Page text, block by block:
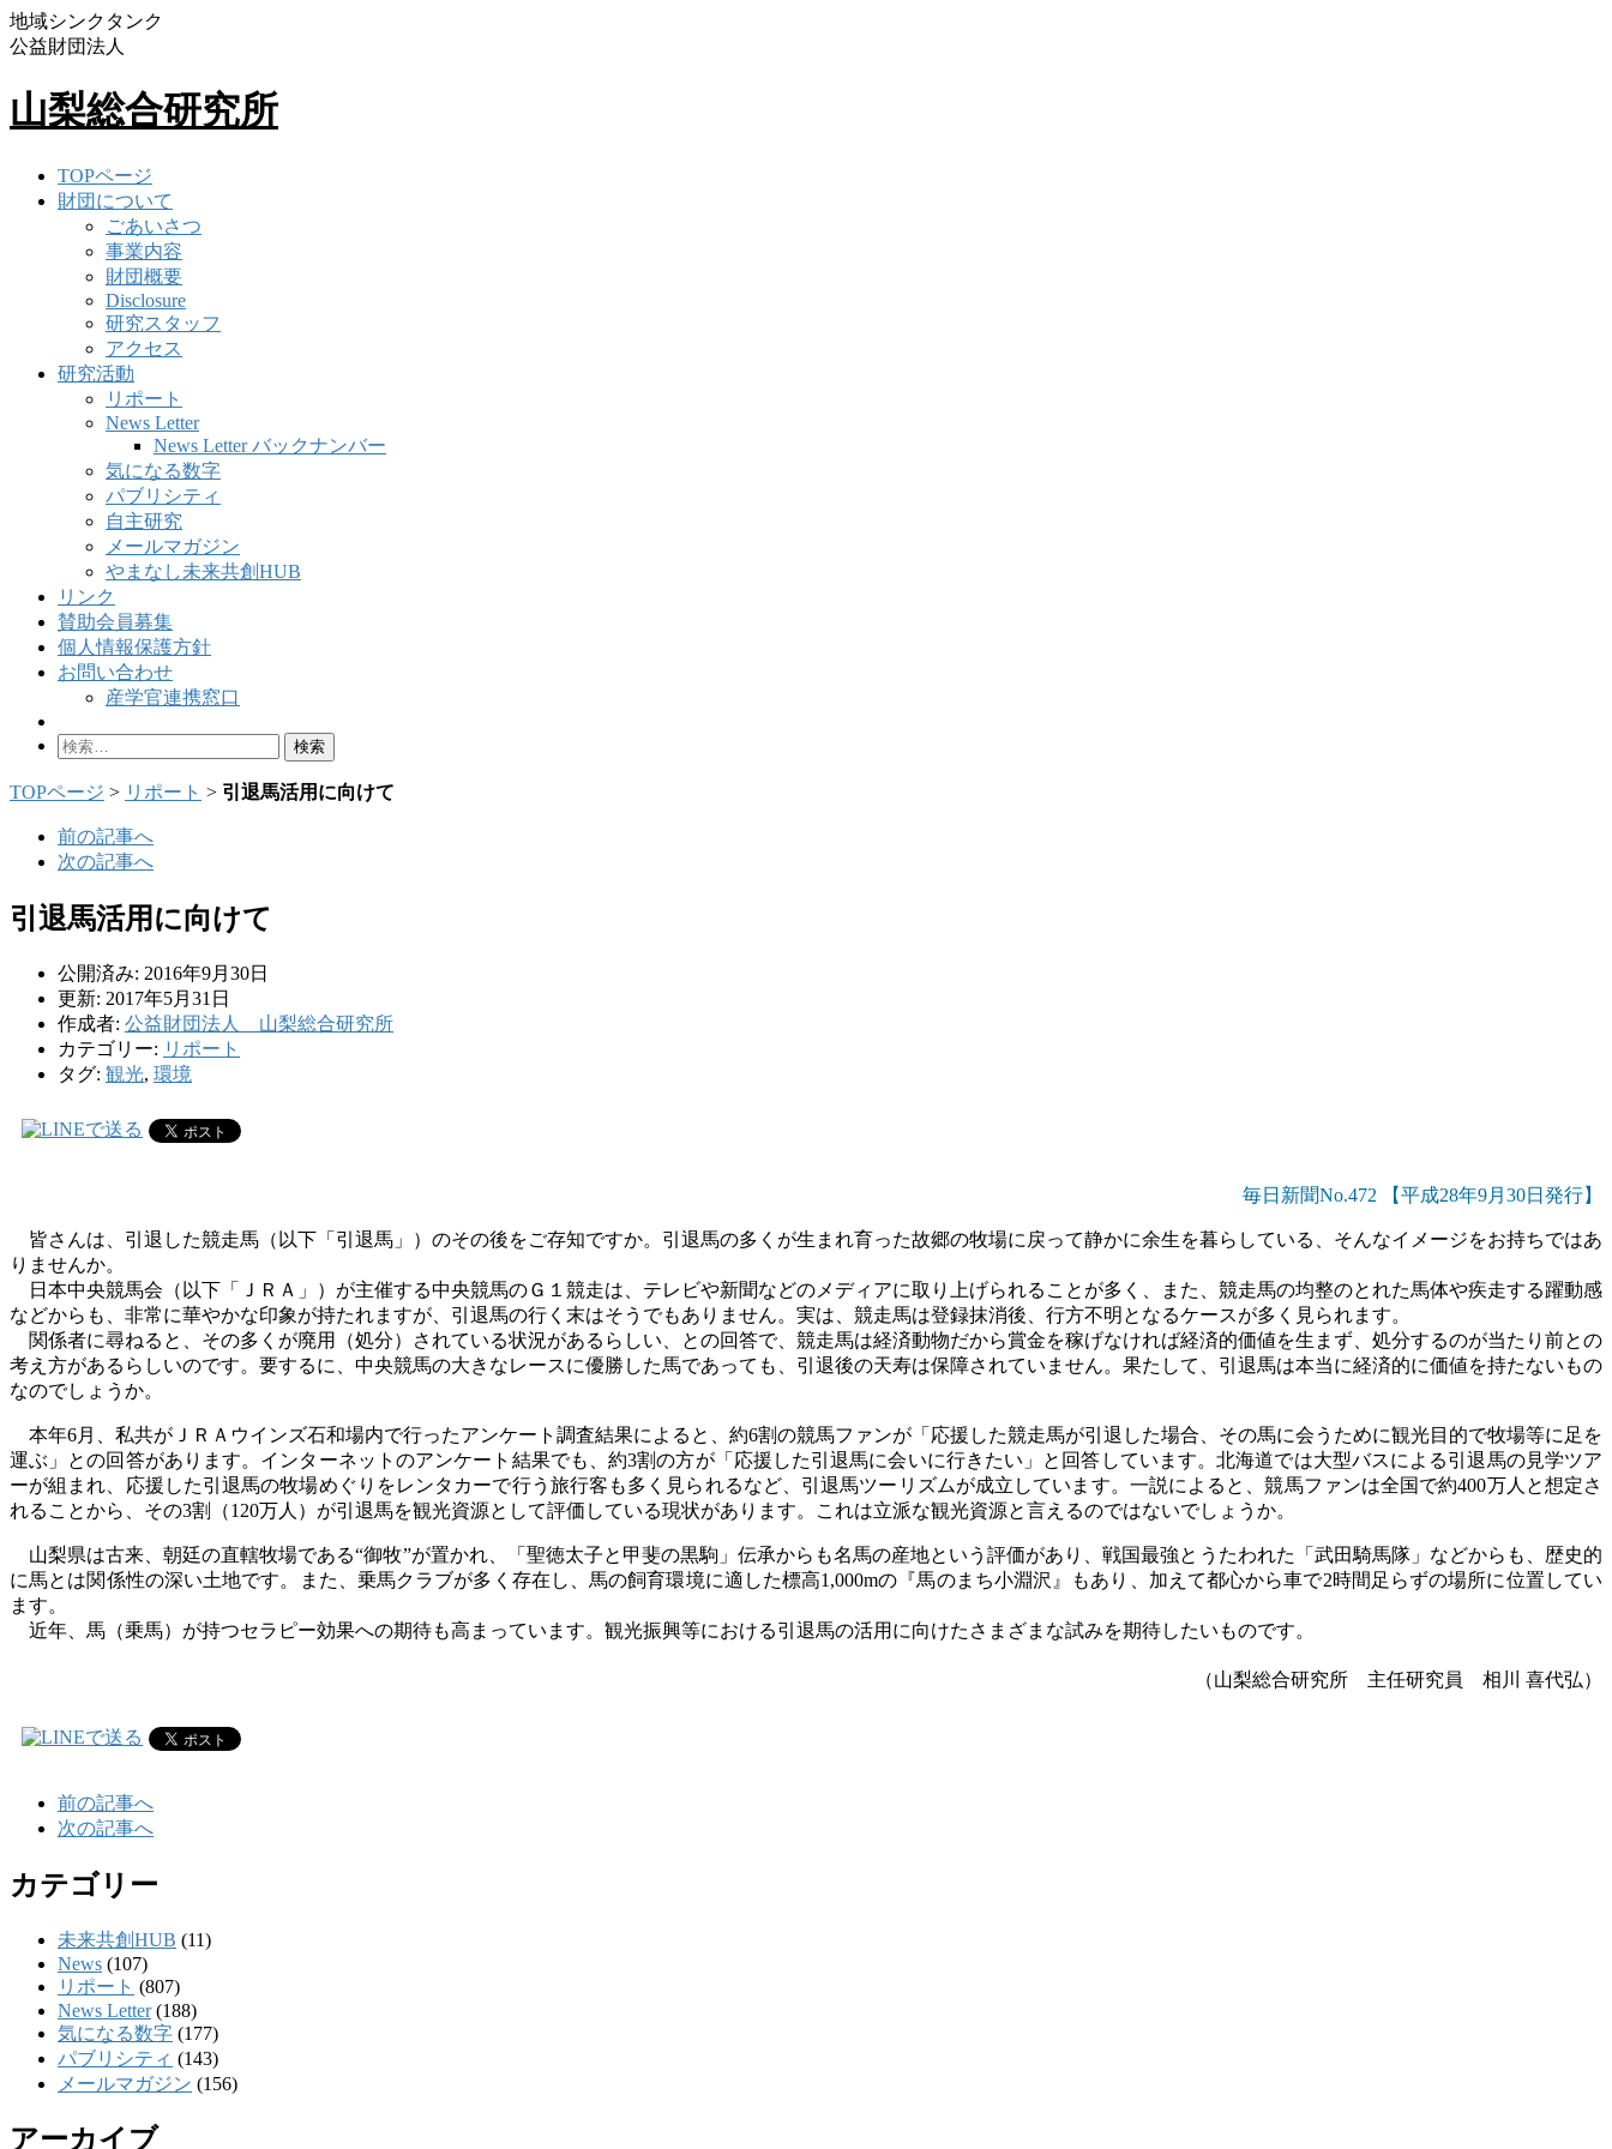
地域シンクタンク
公益財団法人
山梨総合研究所
TOPページ
財団について
ごあいさつ
事業内容
財団概要
Disclosure
研究スタッフ
アクセス
研究活動
リポート
News Letter
News Letter バックナンバー
気になる数字
パブリシティ
自主研究
メールマガジン
やまなし未来共創HUB
リンク
賛助会員募集
個人情報保護方針
お問い合わせ
産学官連携窓口
検
TOPページ > リポート > 引退馬活用に向けて
前の記事へ
次の記事へ
引退馬活用に向けて
公開済み: 2016年9月30日
更新: 2017年5月31日
作成者: 公益財団法人 山梨総合研究所
カテゴリー: リポート
タグ: 観光, 環境
毎日新聞No.472 【平成28年9月30日発行】
皆さんは、引退した競走馬（以下「引退馬」）のその後をご存知ですか。引退馬の多くが生まれ育った故郷の牧場に戻って静かに余生を暮らしている、そんなイメージをお持ちではあ
りませんか。
日本中央競馬会（以下「ＪＲＡ」）が主催する中央競馬のＧ１競走は、テレビや新聞などのメディアに取り上げられることが多く、また、競走馬の均整のとれた馬体や疾走する躍動感
などからも、非常に華やかな印象が持たれますが、引退馬の行く末はそうでもありません。実は、競走馬は登録抹消後、行方不明となるケースが多く見られます。
関係者に尋ねると、その多くが廃用（処分）されている状況があるらしい、との回答で、競走馬は経済動物だから賞金を稼げなければ経済的価値を生まず、処分するのが当たり前との
考え方があるらしいのです。要するに、中央競馬の大きなレースに優勝した馬であっても、引退後の天寿は保障されていません。果たして、引退馬は本当に経済的に価値を持たないもの
なのでしょうか。
本年6月、私共がＪＲＡウインズ石和場内で行ったアンケート調査結果によると、約6割の競馬ファンが「応援した競走馬が引退した場合、その馬に会うために観光目的で牧場等に足を
運ぶ」との回答があります。インターネットのアンケート結果でも、約3割の方が「応援した引退馬に会いに行きたい」と回答しています。北海道では大型バスによる引退馬の見学ツア
ーが組まれ、応援した引退馬の牧場めぐりをレンタカーで行う旅行客も多く見られるなど、引退馬ツーリズムが成立しています。一説によると、競馬ファンは全国で約400万人と想定さ
れることから、その3割（120万人）が引退馬を観光資源として評価している現状があります。これは立派な観光資源と言えるのではないでしょうか。
山梨県は古来、朝廷の直轄牧場である“御牧”が置かれ、「聖徳太子と甲斐の黒駒」伝承からも名馬の産地という評価があり、戦国最強とうたわれた「武田騎馬隊」などからも、歴史的
に馬とは関係性の深い土地です。また、乗馬クラブが多く存在し、馬の飼育環境に適した標高1,000mの『馬のまち小淵沢』もあり、加えて都心から車で2時間足らずの場所に位置してい
ます。
近年、馬（乗馬）が持つセラピー効果への期待も高まっています。観光振興等における引退馬の活用に向けたさまざまな試みを期待したいものです。
（山梨総合研究所 主任研究員 相川 喜代弘）
前の記事へ
次の記事へ
カテゴリー
未来共創HUB (11)
News (107)
リポート (807)
News Letter(188)
気になる数字 (177)
パブリシティ (143)
メールマガジン (156)
アーカイブ